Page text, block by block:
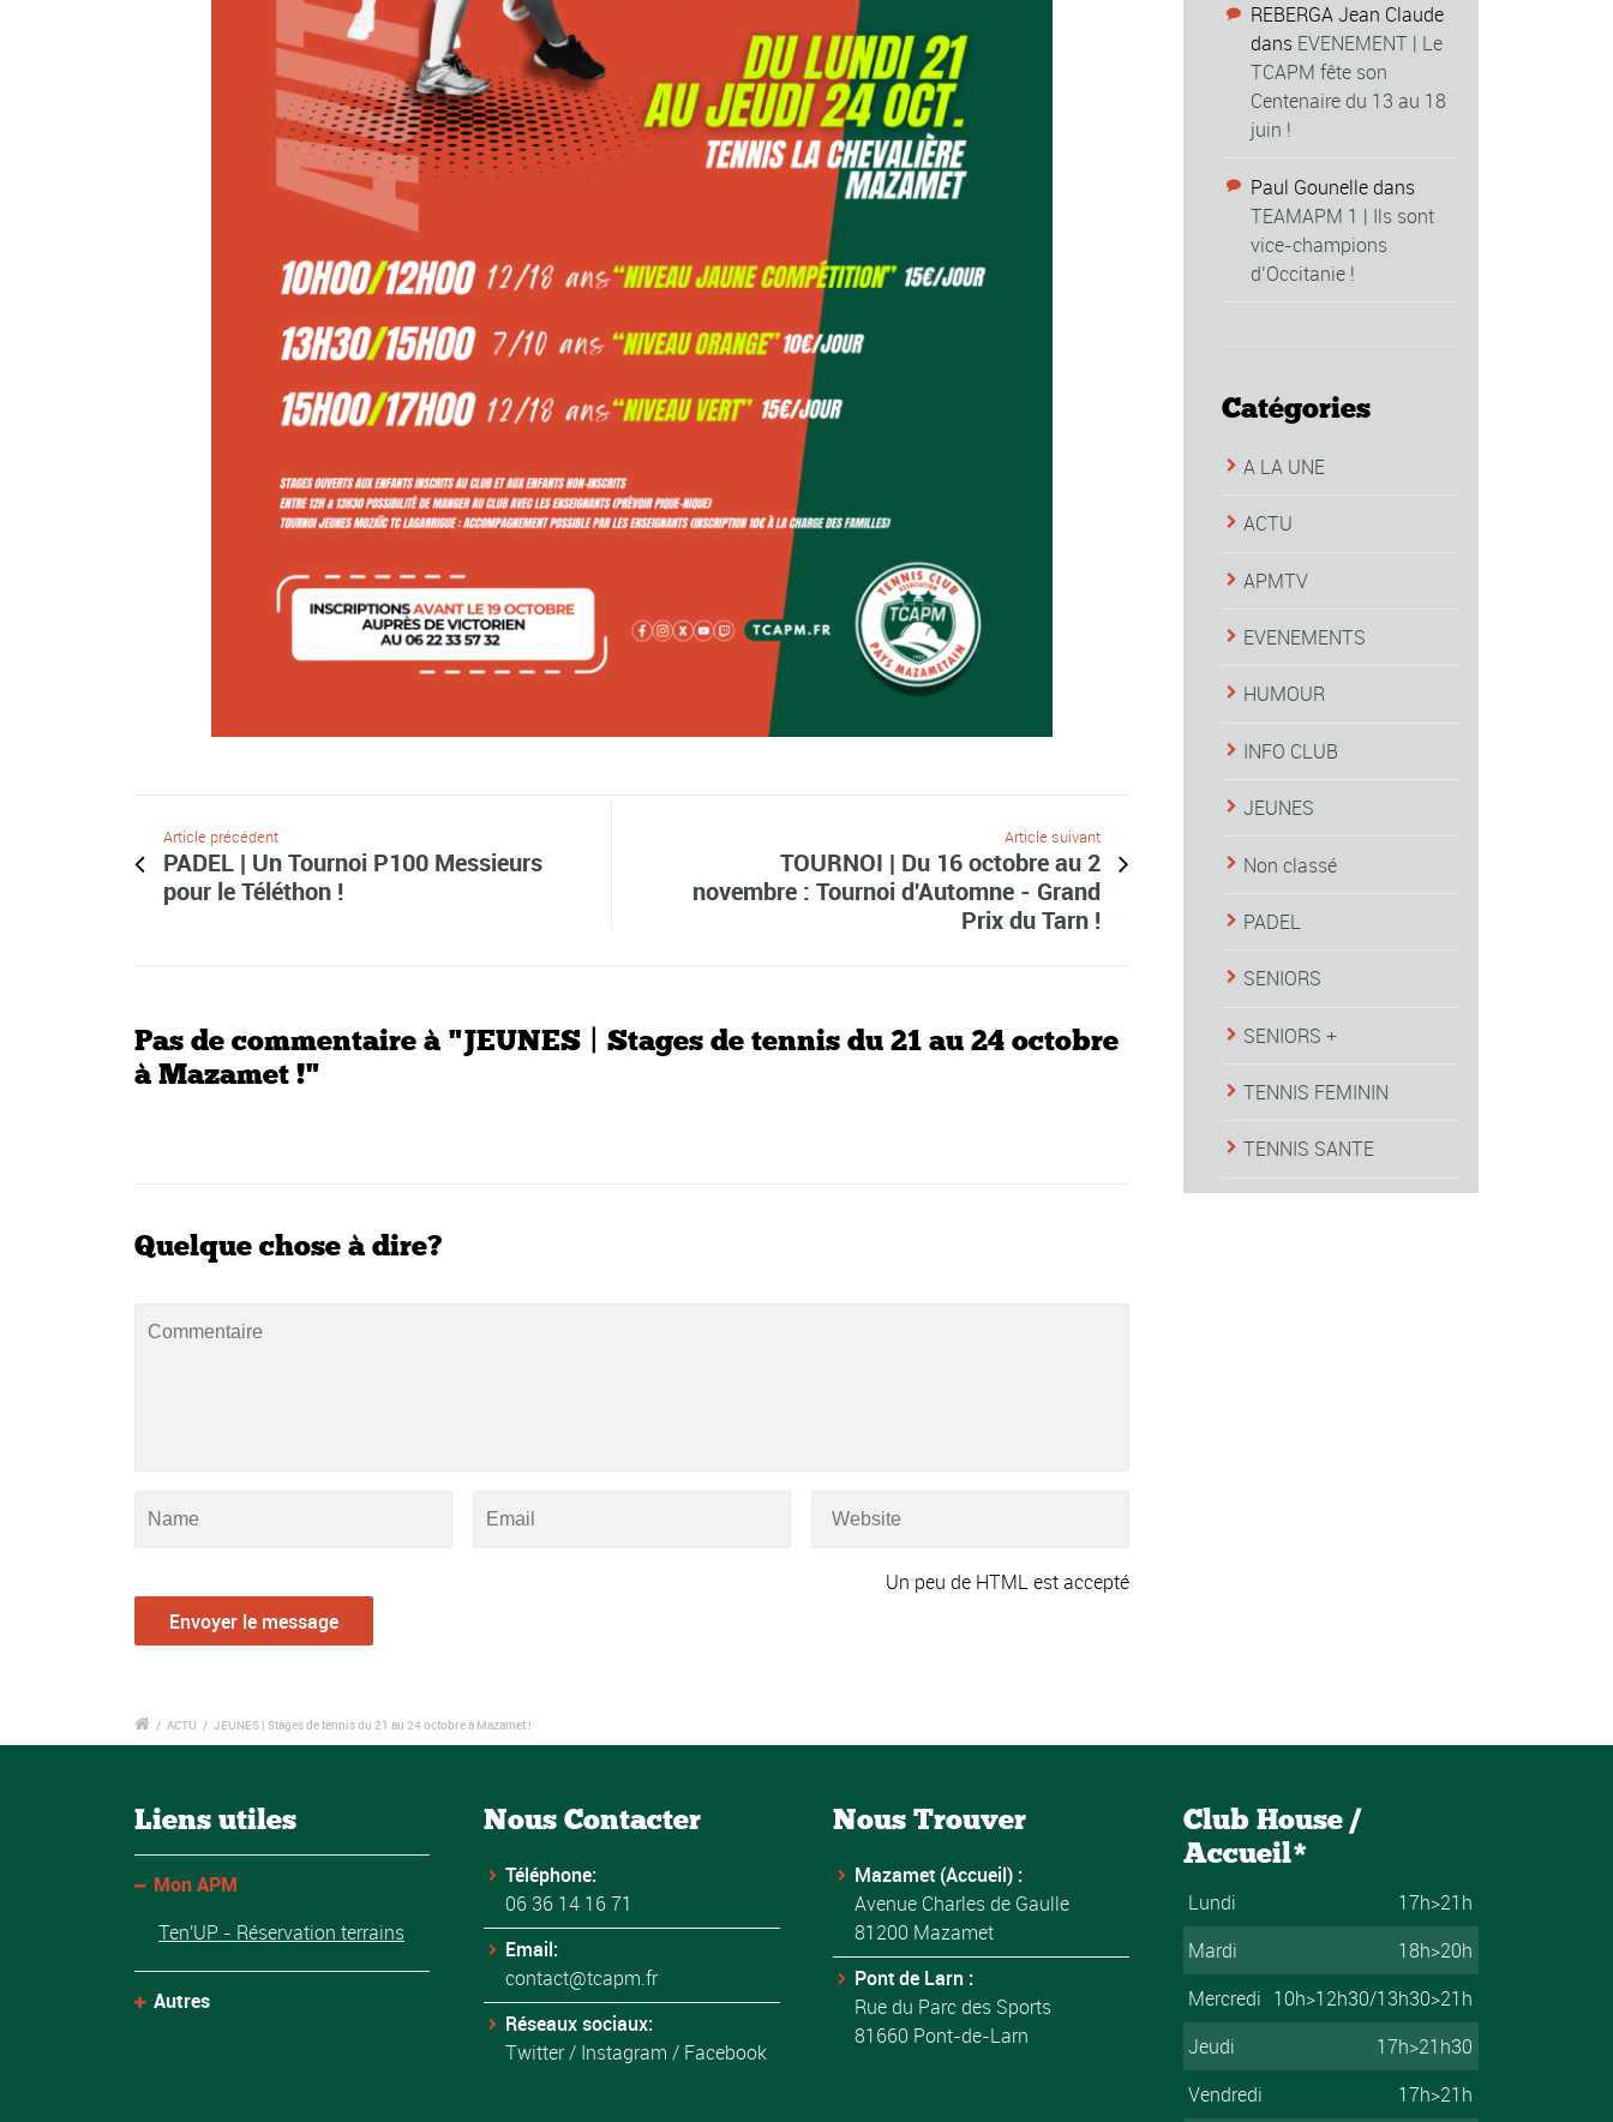
Article précédent
PADEL | Un Tournoi P100 Messieurs
pour le Téléthon !
Article suivant
TOURNOI | Du 16 octobre au 2
novembre : Tournoi d'Automne - Grand
Prix du Tarn !
Pas de commentaire à "JEUNES | Stages de tennis du 21 au 24 octobre
à Mazamet !"
Quelque chose à dire?
Un peu de HTML est accepté
REBERGA Jean Claude
dans EVENEMENT | Le
TCAPM fête son
Centenaire du 13 au 18
juin !
Paul Gounelledans
TEAMAPM 1 | Ils sont
vice-champions
d’Occitanie !
Catégories
A LA UNE
ACTU
APMTV
EVENEMENTS
HUMOUR
INFO CLUB
JEUNES
Non classé
PADEL
SENIORS
SENIORS +
TENNIS FEMININ
TENNIS SANTE
/ ACTU / JEUNES | Stages de tennis du 21 au 24 octobre à Mazamet !
Liens utiles
Mon APM
Ten'UP - Réservation terrains
Autres
Nous Contacter
Téléphone:
06 36 14 16 71
Email:
contact@tcapm.fr
Réseaux sociaux:
Twitter/ Instagram / Facebook
Nous Trouver
Mazamet (Accueil) :
Avenue Charles de Gaulle
81200 Mazamet
Pont de Larn :
Rue du Parc des Sports
81660 Pont-de-Larn
Club House /
Accueil*
Lundi
17h>21h
Mardi
18h>20h
Mercredi 10h>12h30/13h30>21h
Jeudi
17h>21h30
Vendredi
17h>21h